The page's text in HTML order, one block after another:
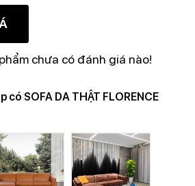
chưa có đánh giá nào!
SOFA DA THẬT FLORENCE